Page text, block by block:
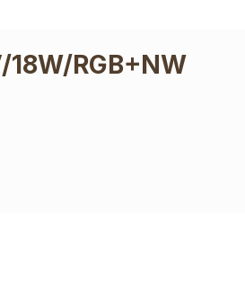
18W/RGB+NW